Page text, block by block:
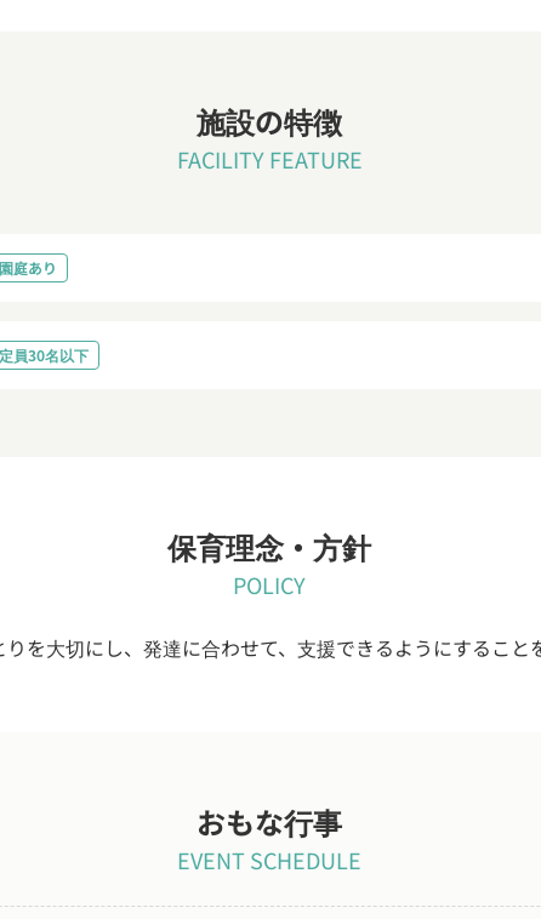
施設の特徴
FACILITY FEATURE
園庭あり
定員30名以下
保育理念・方針
POLICY
を大切にし、発達に合わせて、支援できるようにすること
おもな行事
EVENT SCHEDULE